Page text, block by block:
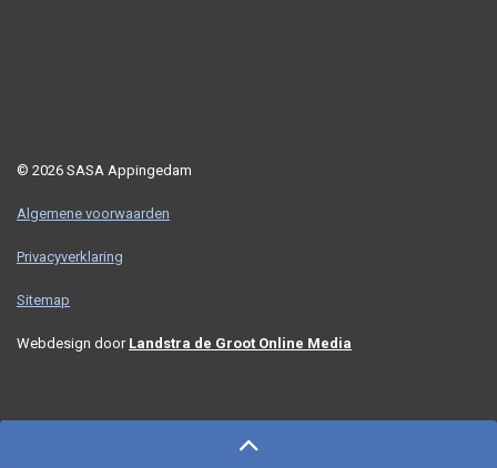
© 2026 SASA Appingedam
Algemene voorwaarden
Privacyverklaring
Sitemap
Webdesign door Landstra de Groot Online Media